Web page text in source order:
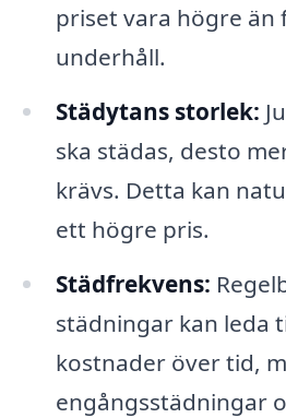
priset vara högre
underhåll.
Städytans storlek:
ska städas, desto
krävs. Detta kan
ett högre pris.
Städfrekvens:
städningar kan leda
kostnader över tid,
engångsstädningar